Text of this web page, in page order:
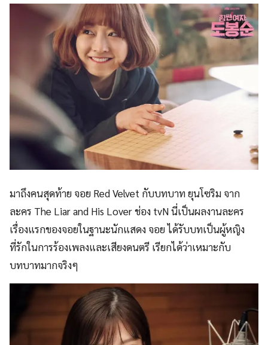
มาถึงคนสุดท้าย จอย Red Velvet กับบทบาท ยุนโซริม จาก
ละคร The Liar and His Lover ช่อง tvN นี่เป็นผลงานละคร
เรื่องแรกของจอยในฐานะนักแสดง จอย ได้รับบทเป็นผู้หญิง
ที่รักในการร้องเพลงและเสียงดนตรี เรียกได้ว่าเหมาะกับ
บทบาทมากจริงๆ